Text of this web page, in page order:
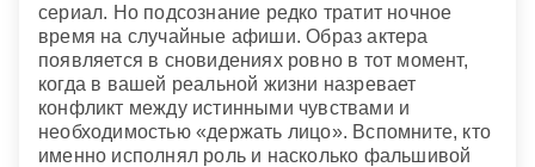
сериал. Но подсознание редко тратит ночное
время на случайные афиши. Образ актера
появляется в сновидениях ровно в тот момент,
когда в вашей реальной жизни назревает
конфликт между истинными чувствами и
необходимостью «держать лицо». Вспомните, кто
именно исполнял роль и насколько фальшивой